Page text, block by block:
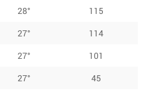
28°
115
27°
114
27°
101
27°
45